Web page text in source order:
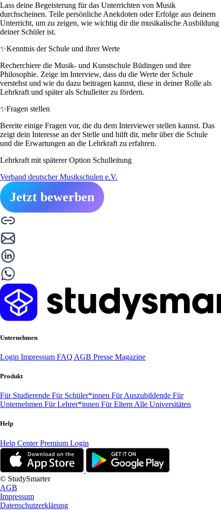
Lass deine Begeisterung für das Unterrichten von Musik
durchscheinen. Teile persönliche Anekdoten oder Erfolge aus deinem
Unterricht, um zu zeigen, wie wichtig dir die musikalische Ausbildung
deiner Schüler ist.
✨Kenntnis der Schule und ihrer Werte
Recherchiere die Musik- und Kunstschule Büdingen und ihre
Philosophie. Zeige im Interview, dass du die Werte der Schule
verstehst und wie du dazu beitragen kannst, diese in deiner Rolle als
Lehrkraft und später als Schulleiter zu fördern.
✨Fragen stellen
Bereite einige Fragen vor, die du dem Interviewer stellen kannst. Das
zeigt dein Interesse an der Stelle und hilft dir, mehr über die Schule
und die Erwartungen an die Lehrkraft zu erfahren.
Lehrkraft mit späterer Option Schulleitung
Verband deutscher Musikschulen e.V.
Jetzt bewerben
Unternehmen
Login Impressum FAQ AGB Presse Magazine
Produkt
Für Studierende Für Schüler*innen Für Auszubildende Für
Unternehmen Für Lehrer*innen Für Eltern Alle Universitäten
Help
Help CenterPremium Login
© StudySmarter
AGB
Impressum
Datenschutzerklärung